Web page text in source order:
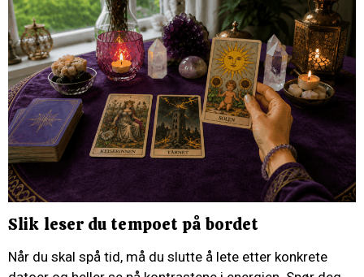
Slik leser du tempoet på bordet
Når du skal spå tid, må du slutte å lete etter konkrete